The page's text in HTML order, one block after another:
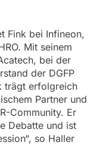
Fink bei Infineon,
Mit seinem
bei der
der DGFP
trägt erfolgreich
Partner und
Community. Er
Debatte und ist
so Haller